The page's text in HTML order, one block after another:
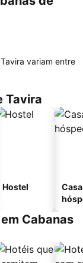
variam entre
Tavira
Hostel
Cabanas